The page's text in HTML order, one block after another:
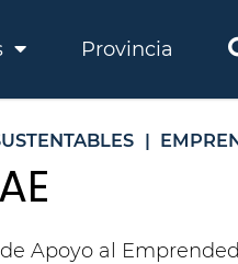
Provincia
|
Apoyo al